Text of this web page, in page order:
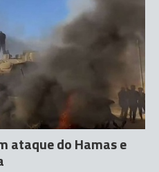
ataque do Hamas e